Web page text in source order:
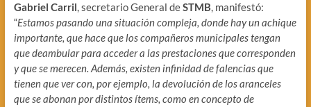
Gabriel Carril, secretario General deSTMB, manifestó:
“Estamos pasando una situación compleja, donde hay un achique
importante, que hace que los compañeros municipales tengan
que deambular para acceder a las prestaciones que corresponden
y que se merecen. Además, existen infinidad de falencias que
tienen que ver con, por ejemplo, la devolución de los aranceles
que se abonan por distintos ítems, como en concepto de